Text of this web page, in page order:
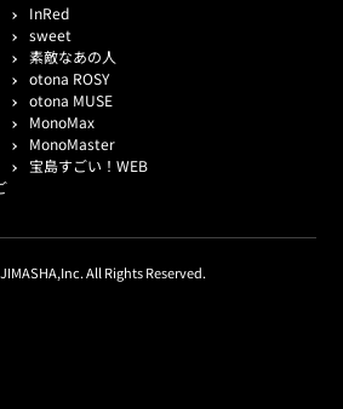
InRed
sweet
素敵なあの人
otona ROSY
otona MUSE
MonoMax
MonoMaster
宝島すごい！WEB
All Rights Reserved.